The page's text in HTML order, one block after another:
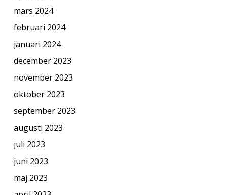
mars 2024
februari 2024
januari 2024
december 2023
november 2023
oktober 2023
september 2023
augusti 2023
juli 2023
juni 2023
maj 2023